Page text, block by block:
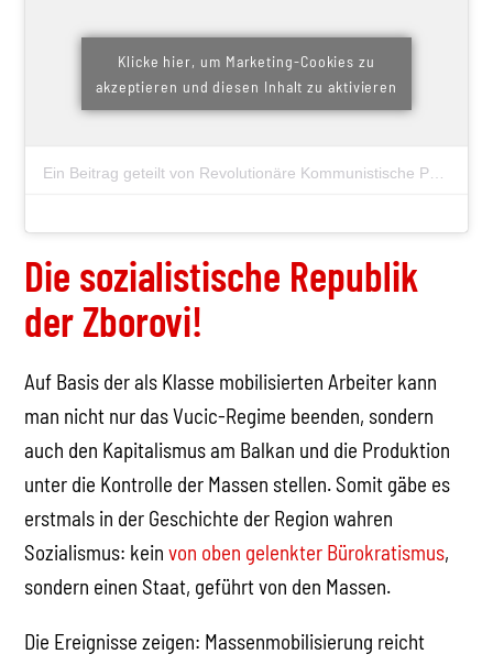
Klicke hier, um Marketing-Cookies zu
akzeptieren und diesen Inhalt zu aktivieren
Die sozialistische Republik
der Zborovi!
Auf Basis der als Klasse mobilisierten Arbeiter kann
man nicht nur das Vucic-Regime beenden, sondern
auch den Kapitalismus am Balkan und die Produktion
unter die Kontrolle der Massen stellen. Somit gäbe es
erstmals in der Geschichte der Region wahren
Sozialismus: keinvon oben gelenkter Bürokratismus,
sondern einen Staat, geführt von den Massen.
Die Ereignisse zeigen: Massenmobilisierung reicht